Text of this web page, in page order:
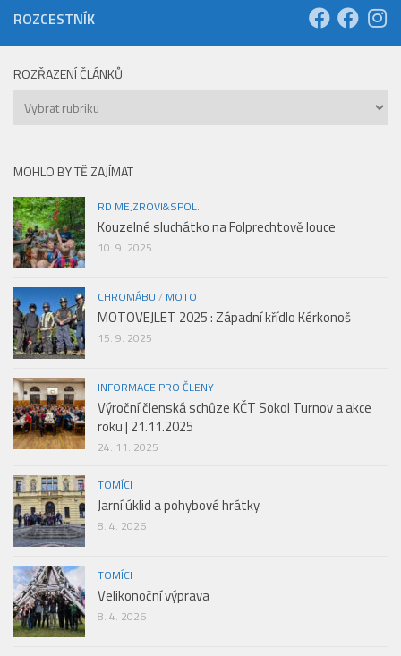
ROZCESTNÍK
ROZŘAZENÍ ČLÁNKŮ
Rozřazení
článků
MOHLO BY TĚ ZAJÍMAT
RD MEJZROVI&SPOL.
Kouzelné sluchátko na Folprechtově louce
10. 9. 2025
CHROMÁBU / MOTO
MOTOVEJLET 2025 : Západní křídlo Kérkonoš
15. 9. 2025
INFORMACE PRO ČLENY
Výroční členská schůze KČT Sokol Turnov a akce
roku | 21.11.2025
24. 11. 2025
TOMÍCI
Jarní úklid a pohybové hrátky
8. 4. 2026
TOMÍCI
Velikonoční výprava
8. 4. 2026